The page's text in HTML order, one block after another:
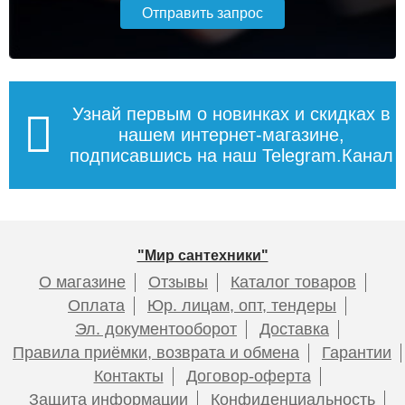
Подробнее Подробнее
ф90 х 1000мм "Ostendorf"
726
Подробнее
ф90 х 500мм "Ostendorf"
499
Подробнее
Ф110 (Политек) наружная
Подробнее
Узнай первым о новинках и скидках в
нашем интернет-магазине,
подписавшись на наш Telegram.Канал
"Мир сантехники"
О магазине Отзывы
Каталог товаров
Оплата
Юр. лицам, опт, тендеры
Эл. документооборот
Доставка
Правила приёмки, возврата и обмена
Гарантии
Контакты
Договор-оферта
Защита информации
Конфиденциальность